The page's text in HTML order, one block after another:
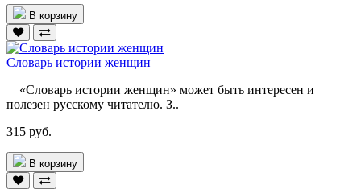
В корзину
Словарь истории женщин
«Словарь истории женщин» может быть интересен и
полезен русскому читателю. З..
315 руб.
В корзину